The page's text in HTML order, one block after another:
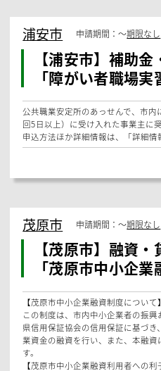
浦安市 申請期間：〜期限なし
【浦安市】補助金
「浦安市がん患者
この規則は、同日付で施行した「
に基づき、市内に在住するがん患
浦安市 申請期間：〜期限なし
【浦安市】補助金
「障がい者職場実